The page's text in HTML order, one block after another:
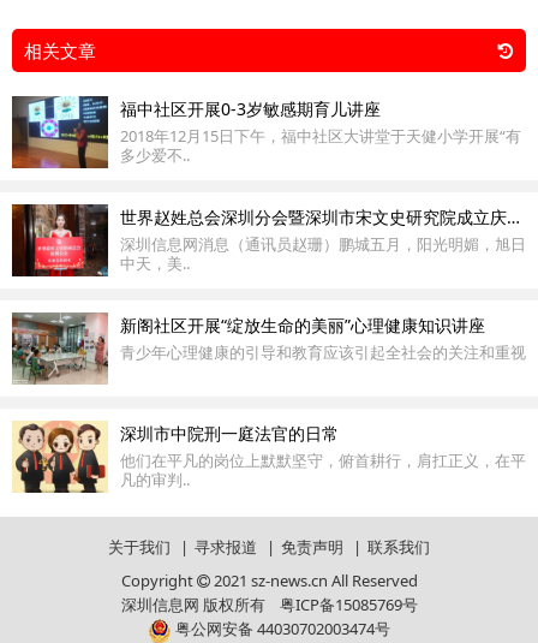
相关文章
福中社区开展0-3岁敏感期育儿讲座
2018年12月15日下午，福中社区大讲堂于天健小学开展“有
多少爱不..
世界赵姓总会深圳分会暨深圳市宋文史研究院成立庆典隆重举行
深圳信息网消息（通讯员赵珊）鹏城五月，阳光明媚，旭日
中天，美..
新阁社区开展​“绽放生命的美丽”心理健康知识讲座
青少年心理健康的引导和教育应该引起全社会的关注和重视
深圳市中院刑一庭法官的日常
他们在平凡的岗位上默默坚守，俯首耕行，肩扛正义，在平
凡的审判..
关于我们 | 寻求报道 | 免责声明 | 联系我们
Copyright
2021 sz-news.cn All Reserved
深圳信息网 版权所有 粤ICP备15085769号
粤公网安备 44030702003474号